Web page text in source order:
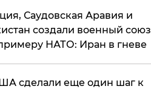
Саудовская Аравия и
создали военный союз
НАТО: Иран в гневе
сделали еще один шаг к